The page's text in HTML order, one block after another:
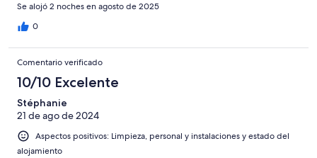
Se alojó 2 noches en agosto de 2025
0
Comentario verificado
10/10 Excelente
Stéphanie
21 de ago de 2024
Aspectos positivos: Limpieza, personal y instalaciones y estado del
alojamiento